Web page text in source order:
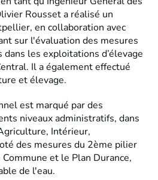
Rousset a réalisé un
en collaboration avec
sur l'évaluation des mesures
les exploitations d’élevage
Il a également effectué
et élevage.
est marqué par des
niveaux administratifs, dans
Intérieur,
des mesures du 2ème pilier
et le Plan Durance,
de l'eau.